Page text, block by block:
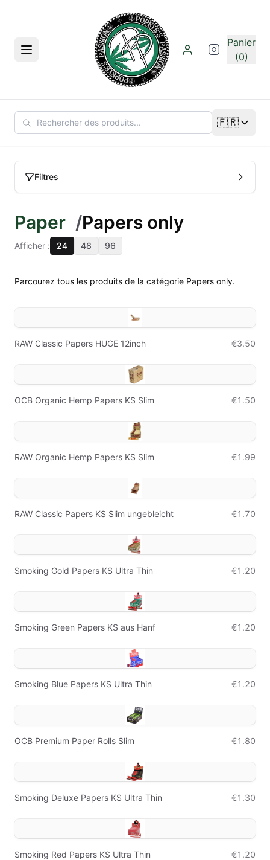
Menu
Panier
(0)
🇫🇷
Changer
Filtres
Paper /Papers only
Afficher : 24 48 96
Parcourez tous les produits de la catégorie Papers only.
RAW Classic Papers HUGE 12inch €3.50
OCB Organic Hemp Papers KS Slim €1.50
RAW Organic Hemp Papers KS Slim €1.99
RAW Classic Papers KS Slim ungebleicht €1.70
Smoking Gold Papers KS Ultra Thin €1.20
Smoking Green Papers KS aus Hanf €1.20
Smoking Blue Papers KS Ultra Thin €1.20
OCB Premium Paper Rolls Slim €1.80
Smoking Deluxe Papers KS Ultra Thin €1.30
Smoking Red Papers KS Ultra Thin €1.20